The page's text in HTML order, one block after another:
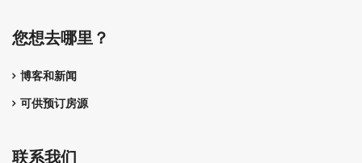
您想去哪里？
博客和新闻
可供预订房源
联系我们